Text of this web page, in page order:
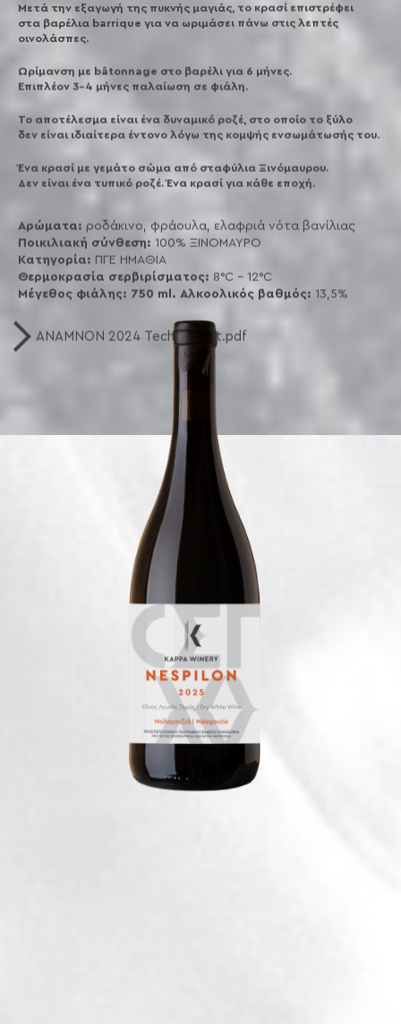
Μετά την εξαγωγή της πυκνής μαγιάς, το κρασί επιστρέφει
στα βαρέλια barrique για να ωριμάσει πάνω στις λεπτές
οινολάσπες.
Ωρίμανση με bâtonnage στο βαρέλι για 6 μήνες.
Επιπλέον 3-4 μήνες παλαίωση σε φιάλη.
Το αποτέλεσμα είναι ένα δυναμικό ροζέ, στο οποίο το ξύλο
δεν είναι ιδιαίτερα έντονο λόγω της κομψής ενσωμάτωσής του.
Ένα κρασί με γεμάτο σώμα από σταφύλια Ξινόμαυρου.
Δεν είναι ένα τυπικό ροζέ. Ένα κρασί για κάθε εποχή.
Αρώματα: ροδάκινο, φράουλα, ελαφριά νότα βανίλιας
Ποικιλιακή σύνθεση: 100% ΞΙΝΟΜΑΥΡΟ
Κατηγορία: ΠΓΕ ΗΜΑΘΙΑ
Θερμοκρασία σερβιρίσματος: 8°C - 12°C
Μέγεθος φιάλης: 750 ml. Αλκοολικός βαθμός: 13,5%
ANAMNON 2024 Tech Scheet.pdf